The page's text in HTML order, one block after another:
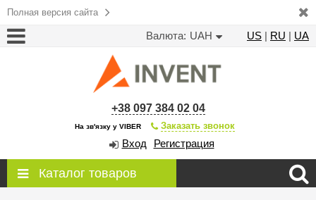
Полная версия сайта
Валюта: UAH US | RU | UA
+38 097 384 02 04
На зв'язку у VIBER Заказать звонок
Вход Регистрация
Каталог товаров